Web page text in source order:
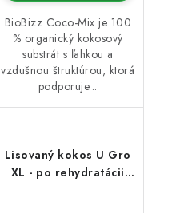
BioBizz Coco-Mix je 100
% organický kokosový
substrát s ľahkou a
vzdušnou štruktúrou, ktorá
podporuje...
Lisovaný kokos U Gro
XL - po rehydratácii